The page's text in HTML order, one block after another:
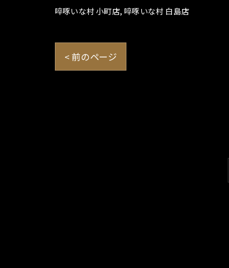
啐啄いな村 小町店 啐啄いな村 白島店
< 前のページ